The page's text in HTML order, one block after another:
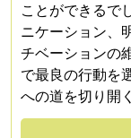
ことができるで
ニケーション、
チベーションの
で最良の行動を
への道を切り開